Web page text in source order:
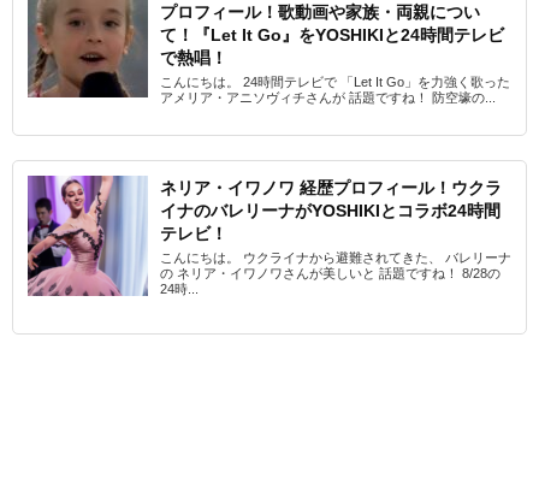
プロフィール！歌動画や家族・両親につい
て！『Let It Go』をYOSHIKIと24時間テレビ
で熱唱！
こんにちは。 24時間テレビで 「Let It Go」を力強く歌った
アメリア・アニソヴィチさんが 話題ですね！ 防空壕の...
ネリア・イワノワ 経歴プロフィール！ウクラ
イナのバレリーナがYOSHIKIとコラボ24時間
テレビ！
こんにちは。 ウクライナから避難されてきた、 バレリーナ
の ネリア・イワノワさんが美しいと 話題ですね！ 8/28の
24時...